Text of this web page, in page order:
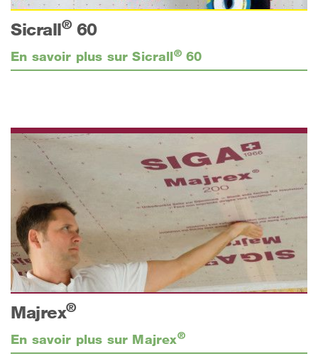
Sicrall®60
En savoir plus sur Sicrall®60
Majrex®
En savoir plus sur Majrex®